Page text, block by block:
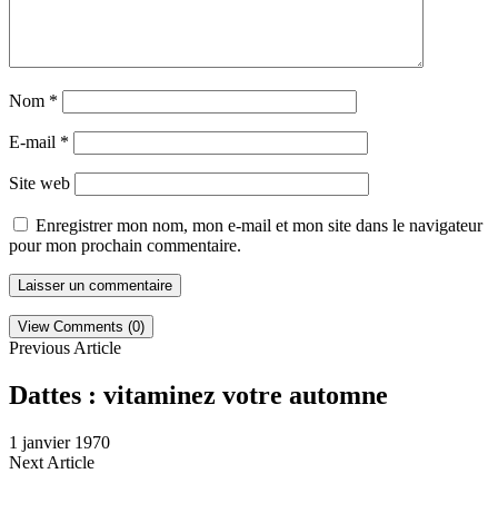
Nom *
E-mail *
Site web
Enregistrer mon nom, mon e-mail et mon site dans le navigateur
pour mon prochain commentaire.
View Comments (0)
Previous Article
Dattes : vitaminez votre automne
1 janvier 1970
Next Article